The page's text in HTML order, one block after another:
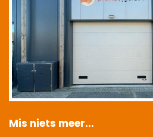
Mis niets meer...